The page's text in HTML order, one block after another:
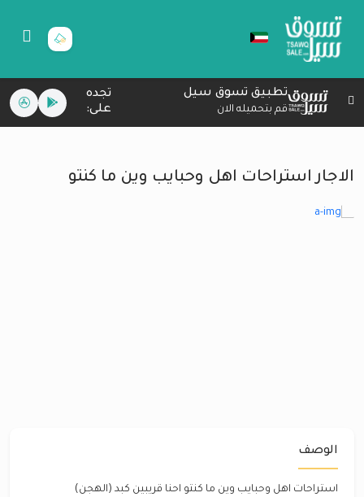
تطبيق تسوق سيل
قم بتحميله الان
تجده
على:
الاجار استراحات اهل وحبايب وين ما كنتو
الوصف
استراحات اهل وحبايب وين ما كنتو احنا قريبين كبد (الهجن)